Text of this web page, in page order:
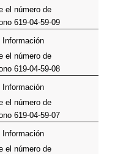
el número de
619-04-59-09
Información
el número de
619-04-59-08
Información
el número de
619-04-59-07
Información
el número de